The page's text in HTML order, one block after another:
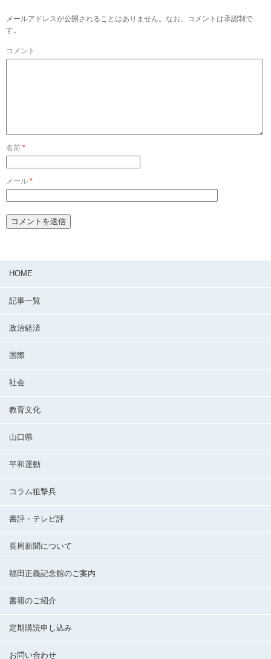
メールアドレスが公開されることはありません。なお、コメントは承認制で
す。
コメント
名前 *
メール *
HOME
記事一覧
政治経済
国際
社会
教育文化
山口県
平和運動
コラム狙撃兵
書評・テレビ評
長周新聞について
福田正義記念館のご案内
書籍のご紹介
定期購読申し込み
お問い合わせ